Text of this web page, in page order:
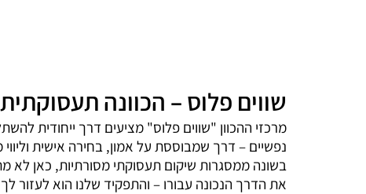
שווים פלוס – הכוונה
מרכזי ההכוון "שווים פלוס" מציעים דרך ייחודית
נפשיים – דרך שמבוססת על אמון, בחירה אישית וליווי
בשונה ממסגרות שיקום תעסוקתי מסורתיות, כאן
את הדרך הנכונה עבורו – והתפקיד שלנו הוא לעזור